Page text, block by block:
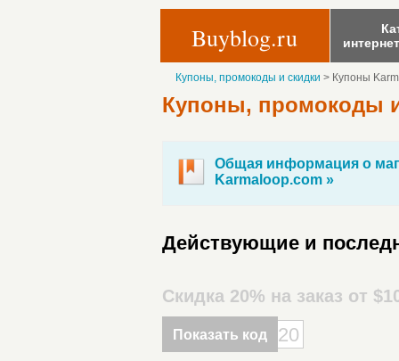
Buyblog.ru
Купоны, промокоды и скидки > Купоны
Купоны, промокоды
Общая информация о
Karmaloop.com »
Действующие и
Скидка 20% на заказ от
Показать код 20